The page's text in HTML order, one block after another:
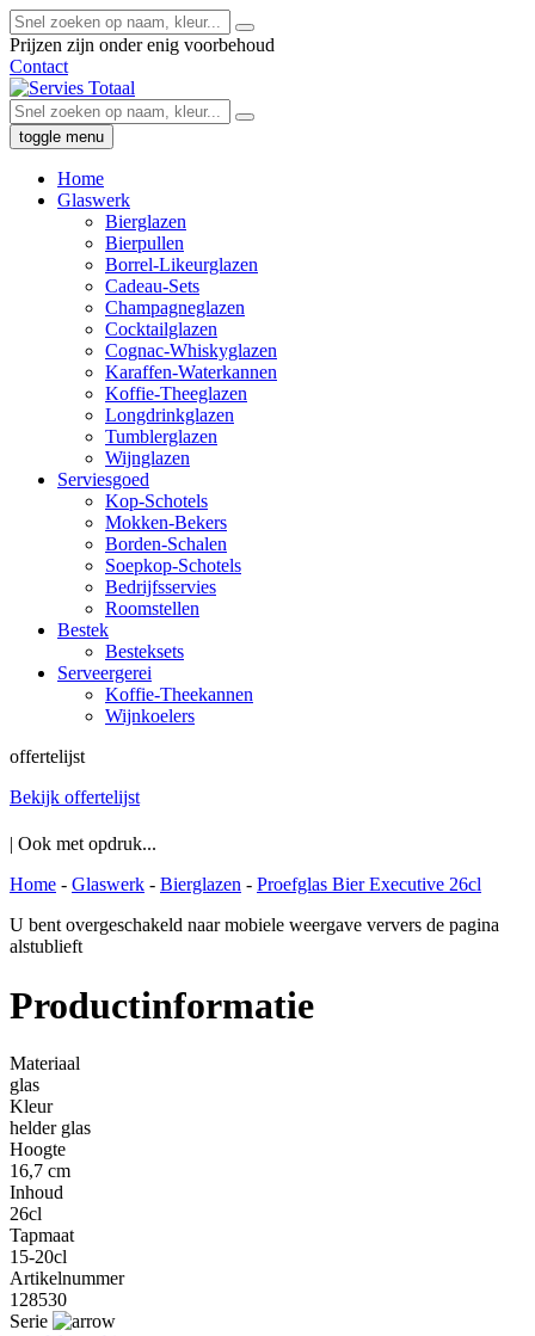
Prijzen zijn onder enig voorbehoud
Contact
toggle menu
Home
Glaswerk
Bierglazen
Bierpullen
Borrel-Likeurglazen
Cadeau-Sets
Champagneglazen
Cocktailglazen
Cognac-Whiskyglazen
Karaffen-Waterkannen
Koffie-Theeglazen
Longdrinkglazen
Tumblerglazen
Wijnglazen
Serviesgoed
Kop-Schotels
Mokken-Bekers
Borden-Schalen
Soepkop-Schotels
Bedrijfsservies
Roomstellen
Bestek
Besteksets
Serveergerei
Koffie-Theekannen
Wijnkoelers
offertelijst
Bekijk offertelijst
| Ook met opdruk...
Home - Glaswerk - Bierglazen - Proefglas Bier Executive 26cl
U bent overgeschakeld naar mobiele weergave ververs de pagina
alstublieft
Productinformatie
Materiaal
glas
Kleur
helder glas
Hoogte
16,7 cm
Inhoud
26cl
Tapmaat
15-20cl
Artikelnummer
128530
Serie